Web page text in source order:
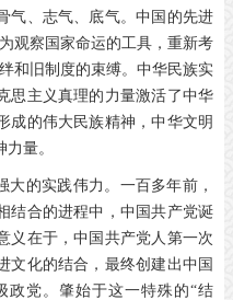
气、志气、底气。中国的先进
观察国家命运的工具，重新考
和旧制度的束缚。中华民族实
思主义真理的力量激活了中华
成的伟大民族精神，中华文明
量。
大的实践伟力。一百多年前，
结合的进程中，中国共产党诞
义在于，中国共产党人第一次
文化的结合，最终创建出中国
政党。肇始于这一特殊的“结